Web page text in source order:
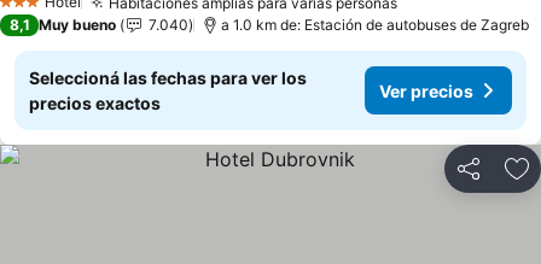
3 Estrellas
8,1 Muy bueno 7.040 a 1.0 km de: Estación de autobuses de Zagreb
Seleccioná las fechas para ver los
precios exactos
Ver precios
Compartir